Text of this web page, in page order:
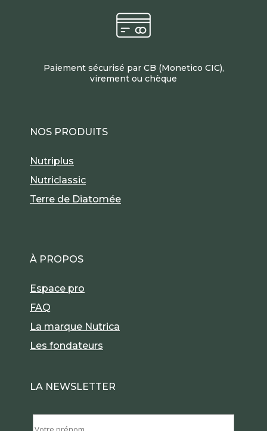
Paiement sécurisé par CB (Monetico CIC),
virement ou chèque
NOS PRODUITS
Nutriplus
Nutriclassic
Terre de Diatomée
À PROPOS
Espace pro
FAQ
La marque Nutrica
Les fondateurs
LA NEWSLETTER